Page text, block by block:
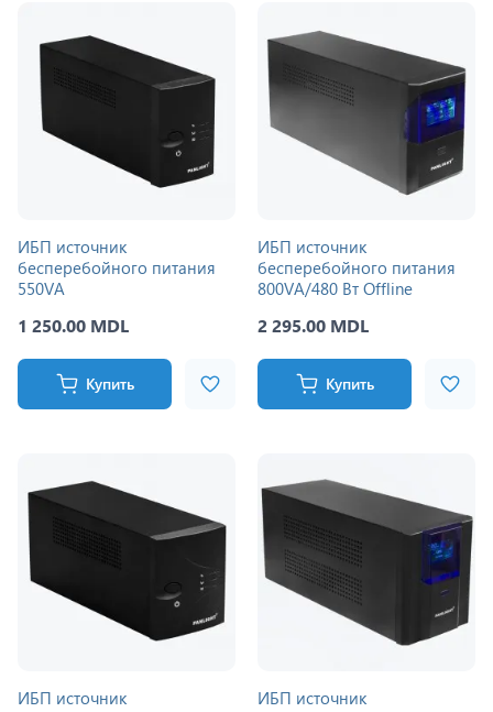
ИБП источник
бесперебойного питания
550VA
1 250.00 MDL
Купить
ИБП источник
бесперебойного питания
800VA/480 Вт Offline
2 295.00 MDL
Купить
ИБП источник
ИБП источник